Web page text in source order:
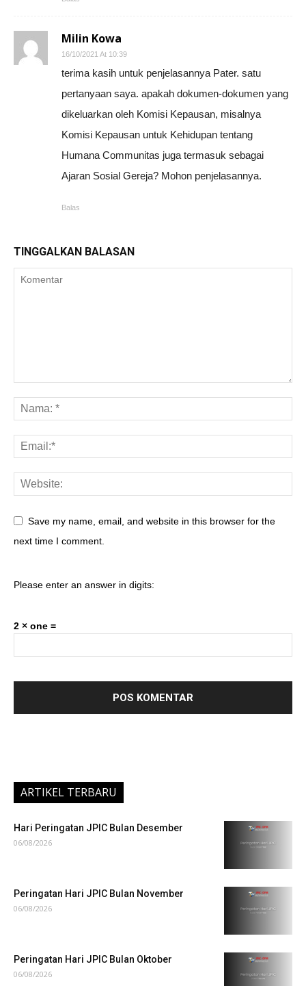
Milin Kowa
16/10/2021 At 10:39
terima kasih untuk penjelasannya Pater. satu
pertanyaan saya. apakah dokumen-dokumen yang
dikeluarkan oleh Komisi Kepausan, misalnya
Komisi Kepausan untuk Kehidupan tentang
Humana Communitas juga termasuk sebagai
Ajaran Sosial Gereja? Mohon penjelasannya.
Balas
TINGGALKAN BALASAN
Save my name, email, and website in this browser for the
next time I comment.
Please enter an answer in digits:
2 × one =
ARTIKEL TERBARU
Hari Peringatan JPIC Bulan Desember
06/08/2026
Peringatan Hari JPIC Bulan November
06/08/2026
Peringatan Hari JPIC Bulan Oktober
06/08/2026